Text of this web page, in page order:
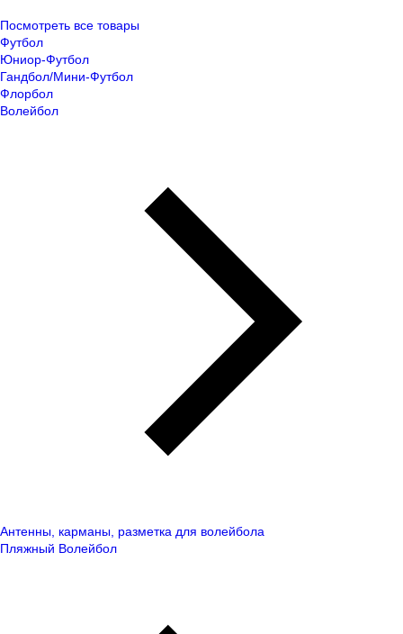
Посмотреть все товары
Футбол
Юниор-Футбол
Гандбол/Мини-Футбол
Флорбол
Волейбол
Антенны, карманы, разметка для волейбола
Пляжный Волейбол